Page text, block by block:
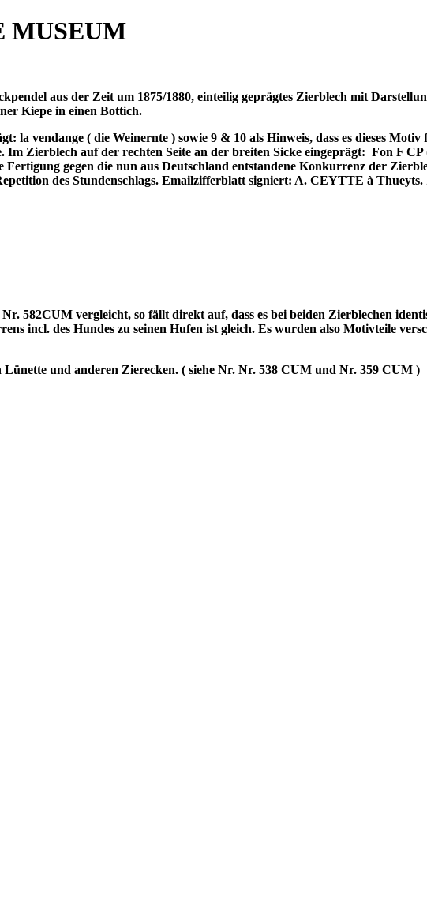
MUSEUM
aus der Zeit um 1875/1880, einteilig geprägtes Zierblech mit
Kiepe in einen Bottich.
la vendange ( die Weinernte ) sowie 9 & 10 als Hinweis, dass es dieses
Im Zierblech auf der rechten Seite an der breiten Sicke eingeprägt: Fon F CP
gegen die nun aus Deutschland entstandene Konkurrenz der
des Stundenschlags. Emailzifferblatt signiert: A. CEYTTE à Thueyts.
582CUM vergleicht, so fällt direkt auf, dass es bei beiden Zierblechen
incl. des Hundes zu seinen Hufen ist gleich. Es wurden also Motivteile
und anderen Zierecken. ( siehe Nr. Nr. 538 CUM und Nr. 359 CUM )